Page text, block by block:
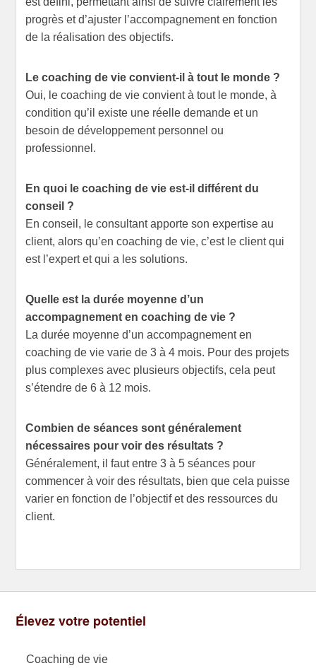
progrès et d’ajuster l’accompagnement en fonction
de la réalisation des objectifs.
Le coaching de vie convient-il à tout le monde ?
Oui, le coaching de vie convient à tout le monde, à
condition qu’il existe une réelle demande et un
besoin de développement personnel ou
professionnel.
En quoi le coaching de vie est-il différent du
conseil ?
En conseil, le consultant apporte son expertise au
client, alors qu’en coaching de vie, c’est le client qui
est l’expert et qui a les solutions.
Quelle est la durée moyenne d’un
accompagnement en coaching de vie ?
La durée moyenne d’un accompagnement en
coaching de vie varie de 3 à 4 mois. Pour des projets
plus complexes avec plusieurs objectifs, cela peut
s’étendre de 6 à 12 mois.
Combien de séances sont généralement
nécessaires pour voir des résultats ?
Généralement, il faut entre 3 à 5 séances pour
commencer à voir des résultats, bien que cela puisse
varier en fonction de l’objectif et des ressources du
client.
Élevez votre potentiel
Coaching de vie